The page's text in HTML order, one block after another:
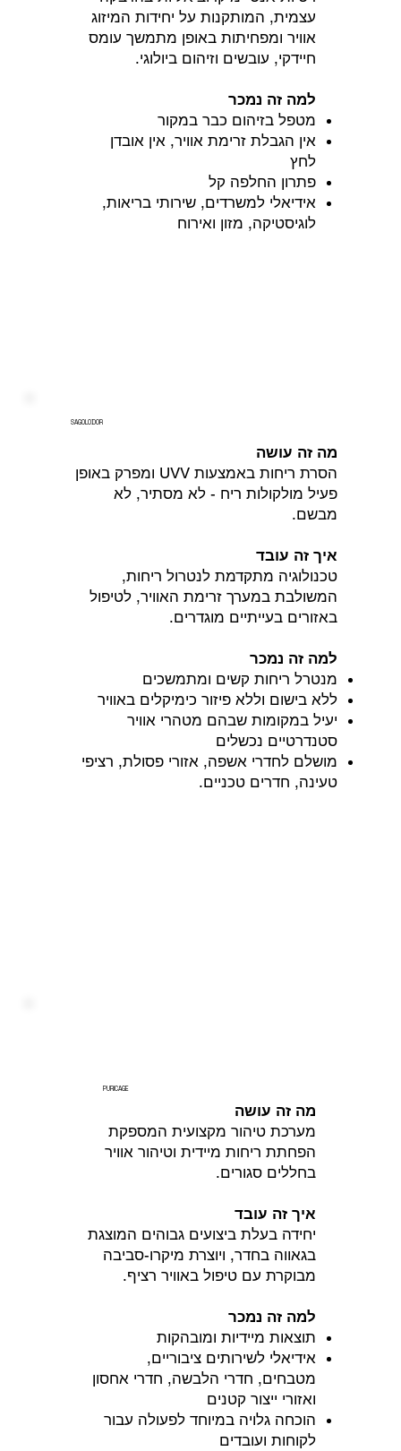
עצמית, המותקנות על יחידות המיזוג
אוויר ומפחיתות באופן מתמשך עומס
חיידקי, עובשים וזיהום ביולוגי.
למה זה נמכר
מטפל בזיהום כבר במקור
אין הגבלת זרימת אוויר, אין אובדן
לחץ
פתרון החלפה קל
אידיאלי למשרדים, שירותי בריאות,
לוגיסטיקה, מזון ואירוח
SAGOLODOR
מה זה עושה
הסרת ריחות באמצעות UVV ומפרק באופן
פעיל מולקולות ריח - לא מסתיר, לא
מבשם.
איך זה עובד
טכנולוגיה מתקדמת לנטרול ריחות,
המשולבת במערך זרימת האוויר, לטיפול
באזורים בעייתיים מוגדרים.
למה זה נמכר
מנטרל ריחות קשים ומתמשכים
ללא בישום וללא פיזור כימיקלים באוויר
יעיל במקומות שבהם מטהרי אוויר
סטנדרטיים נכשלים
מושלם לחדרי אשפה, אזורי פסולת, רציפי
טעינה, חדרים טכניים.
PURICAGE
מה זה עושה
מערכת טיהור מקצועית המספקת
הפחתת ריחות מיידית וטיהור אוויר
בחללים סגורים.
איך זה עובד
יחידה בעלת ביצועים גבוהים המוצגת
בגאווה בחדר, ויוצרת מיקרו-סביבה
מבוקרת עם טיפול באוויר רציף.
למה זה נמכר
תוצאות מיידיות ומובהקות
אידיאלי לשירותים ציבוריים,
מטבחים, חדרי הלבשה, חדרי אחסון
ואזורי ייצור קטנים
הוכחה גלויה במיוחד לפעולה עבור
לקוחות ועובדים